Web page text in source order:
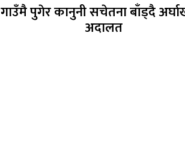
गाउँमै पुगेर कानुनी सचेतना बाँड्दै
अदालत